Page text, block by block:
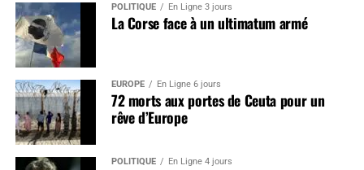
POLITIQUE En Ligne 3 jours
La Corse face à un ultimatum armé
EUROPE En Ligne 6 jours
72 morts aux portes de Ceuta pour un
rêve d’Europe
POLITIQUE En Ligne 4 jours